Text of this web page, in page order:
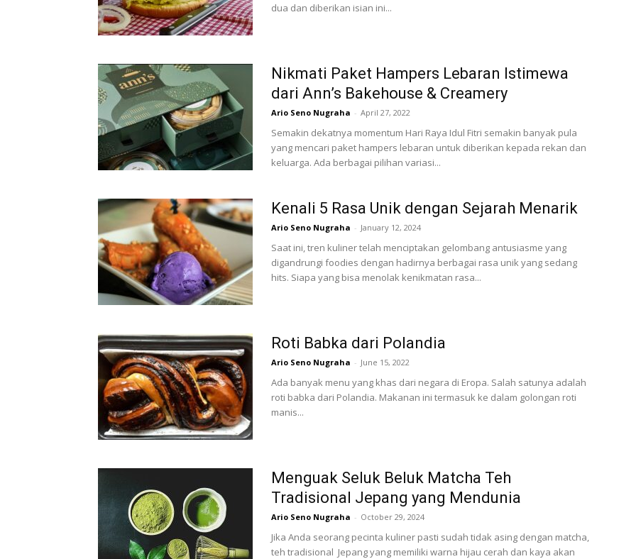
dua dan diberikan isian ini...
Nikmati Paket Hampers Lebaran Istimewa
dari Ann’s Bakehouse & Creamery
Ario Seno Nugraha - April 27, 2022
Semakin dekatnya momentum Hari Raya Idul Fitri semakin banyak pula
yang mencari paket hampers lebaran untuk diberikan kepada rekan dan
keluarga. Ada berbagai pilihan variasi...
Kenali 5 Rasa Unik dengan Sejarah Menarik
Ario Seno Nugraha - January 12, 2024
Saat ini, tren kuliner telah menciptakan gelombang antusiasme yang
digandrungi foodies dengan hadirnya berbagai rasa unik yang sedang
hits. Siapa yang bisa menolak kenikmatan rasa...
Roti Babka dari Polandia
Ario Seno Nugraha - June 15, 2022
Ada banyak menu yang khas dari negara di Eropa. Salah satunya adalah
roti babka dari Polandia. Makanan ini termasuk ke dalam golongan roti
manis...
Menguak Seluk Beluk Matcha Teh
Tradisional Jepang yang Mendunia
Ario Seno Nugraha - October 29, 2024
Jika Anda seorang pecinta kuliner pasti sudah tidak asing dengan matcha,
teh tradisional Jepang yang memiliki warna hijau cerah dan kaya akan